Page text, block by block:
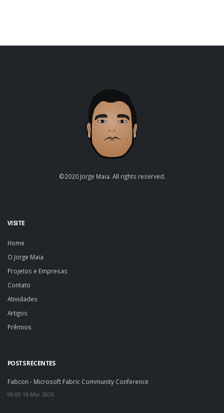
©2020 Jorge Maia. All rights reserved.
VISITE
Home
O Jorge Maia
Projetos e Empresas
Contato
Atividades
Artigos
Prêmios
POSTS RECENTES
Fabcon - Microsoft Fabric Community Conference
00:00 16 Mar 2026